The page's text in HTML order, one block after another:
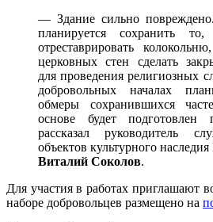
— Здание сильно
планируется сохранить
отреставрировать
церковных стен сделать
для проведения религиозных
добровольных началах
обмеры сохранившихся
основе будет
рассказал руководитель
объектов культурного
Виталий Соколов.
Для участия в работах приглашают
наборе добровольцев размещено на